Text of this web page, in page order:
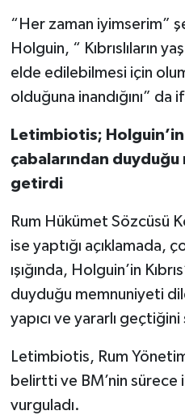
“Her zaman iyimserim”
Holguin, “ Kıbrıslıların
elde edilebilmesi için
olduğuna inandığını” da
Letimbiotis; Holguin’in
çabalarından
getirdi
Rum Hükümet Sözcüsü
ise yaptığı açıklamada,
ışığında, Holguin’in
duyduğu memnuniyeti
yapıcı ve yararlı
Letimbiotis, Rum
belirtti ve BM’nin sürece
vurguladı.